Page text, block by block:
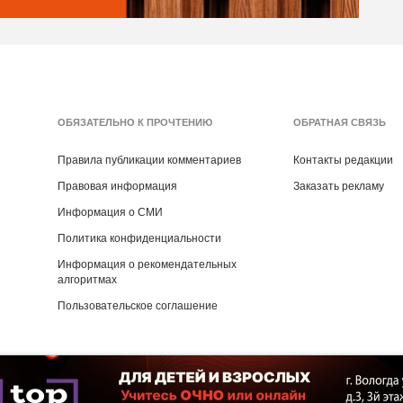
ОБЯЗАТЕЛЬНО К ПРОЧТЕНИЮ
Правила публикации комментариев
Правовая информация
Информация о СМИ
Политика конфиденциальности
Информация о рекомендательных
алгоритмах
Пользовательское соглашение
ОБРАТНАЯ СВЯЗЬ
Контакты редакции
Заказать рекламу